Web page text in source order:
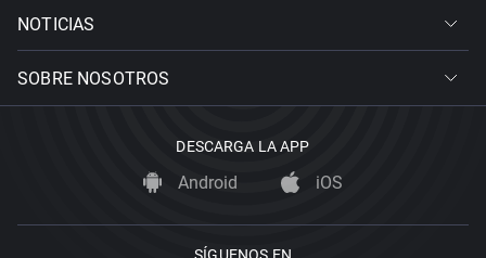
NOTICIAS
SOBRE NOSOTROS
DESCARGA LA APP
Android iOS